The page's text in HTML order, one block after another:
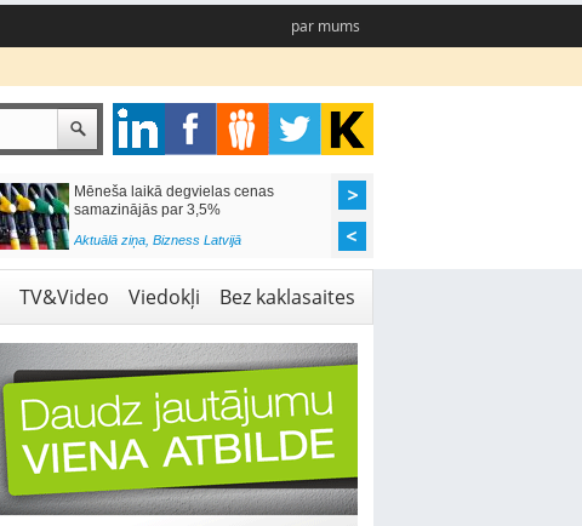
par mums
Mēneša laikā degvielas cenas
samazinājās par 3,5%
Aktuālā ziņa, Bizness Latvijā
TV&Video Viedokļi Bez kaklasaites